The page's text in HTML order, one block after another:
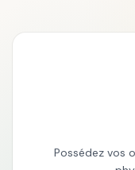
Possédez vos